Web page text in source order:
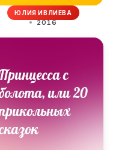
ЮЛИЯ ИВЛИЕВА
2016